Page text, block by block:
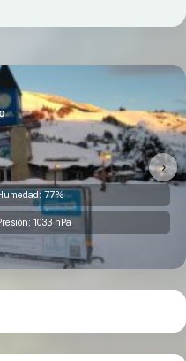
77%
1033 hPa
›